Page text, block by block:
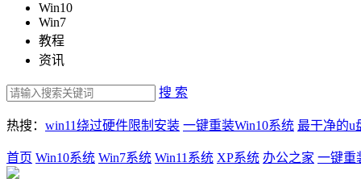
Win10
Win7
教程
资讯
搜 索
热搜： win11绕过硬件限制安装 一键重装Win10系统 最干净的u
首页 Win10系统 Win7系统 Win11系统 XP系统 办公之家 一键重